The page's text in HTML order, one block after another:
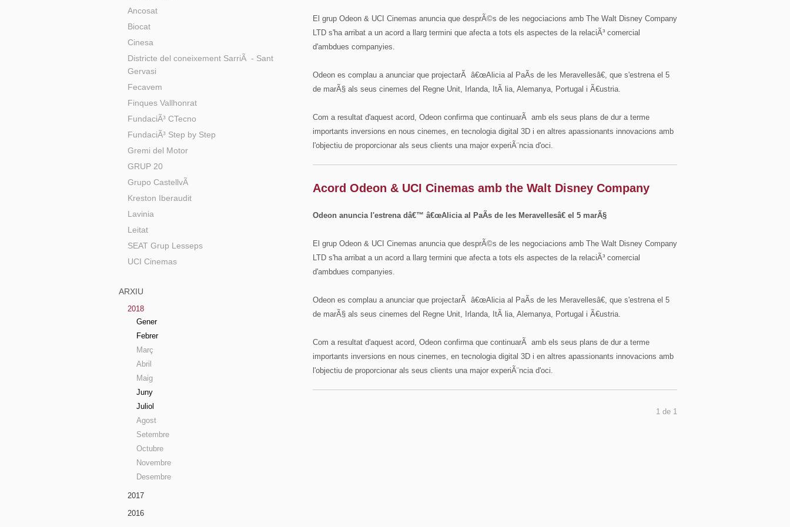
Ancosat
Biocat
Cinesa
Districte del coneixement SarriÃ - Sant
Gervasi
Fecavem
Finques Vallhonrat
FundaciÃ³ CTecno
FundaciÃ³ Step by Step
Gremi del Motor
GRUP 20
Grupo CastellvÃ­
Kreston Iberaudit
Lavinia
Leitat
SEAT Grup Lesseps
UCI Cinemas
ARXIU
2018
Gener
Febrer
Març
Abril
Maig
Juny
Juliol
Agost
Setembre
Octubre
Novembre
Desembre
2017
2016
El grup Odeon & UCI Cinemas anuncia que desprÃ©s de les negociacions amb The Walt Disney Company
LTD s'ha arribat a un acord a llarg termini que afecta a tots els aspectes de la relaciÃ³ comercial
d'ambdues companyies.
Odeon es complau a anunciar que projectarÃ â€œAlicia al PaÃ­s de les Meravellesâ€, que s'estrena el 5
de marÃ§ als seus cinemes del Regne Unit, Irlanda, ItÃ lia, Alemanya, Portugal i Ã€ustria.
Com a resultat d'aquest acord, Odeon confirma que continuarÃ amb els seus plans de dur a terme
importants inversions en nous cinemes, en tecnologia digital 3D i en altres apassionants innovacions amb
l'objectiu de proporcionar als seus clients una major experiÃ¨ncia d'oci.
Acord Odeon & UCI Cinemas amb the Walt Disney Company
Odeon anuncia l'estrena dâ€™ â€œAlicia al PaÃ­s de les Meravellesâ€ el 5 marÃ§
El grup Odeon & UCI Cinemas anuncia que desprÃ©s de les negociacions amb The Walt Disney Company
LTD s'ha arribat a un acord a llarg termini que afecta a tots els aspectes de la relaciÃ³ comercial
d'ambdues companyies.
Odeon es complau a anunciar que projectarÃ â€œAlicia al PaÃ­s de les Meravellesâ€, que s'estrena el 5
de marÃ§ als seus cinemes del Regne Unit, Irlanda, ItÃ lia, Alemanya, Portugal i Ã€ustria.
Com a resultat d'aquest acord, Odeon confirma que continuarÃ amb els seus plans de dur a terme
importants inversions en nous cinemes, en tecnologia digital 3D i en altres apassionants innovacions amb
l'objectiu de proporcionar als seus clients una major experiÃ¨ncia d'oci.
1 de 1